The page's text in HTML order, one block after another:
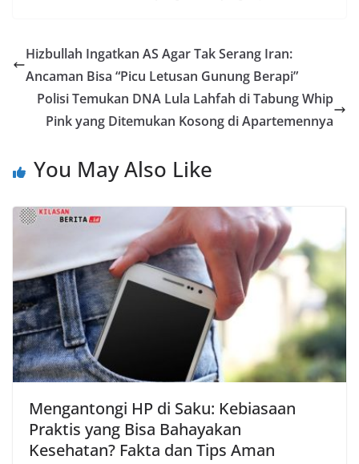
Hizbullah Ingatkan AS Agar Tak Serang Iran:
Ancaman Bisa “Picu Letusan Gunung Berapi”
Polisi Temukan DNA Lula Lahfah di Tabung Whip
Pink yang Ditemukan Kosong di Apartemennya
You May Also Like
Mengantongi HP di Saku: Kebiasaan
Praktis yang Bisa Bahayakan
Kesehatan? Fakta dan Tips Aman